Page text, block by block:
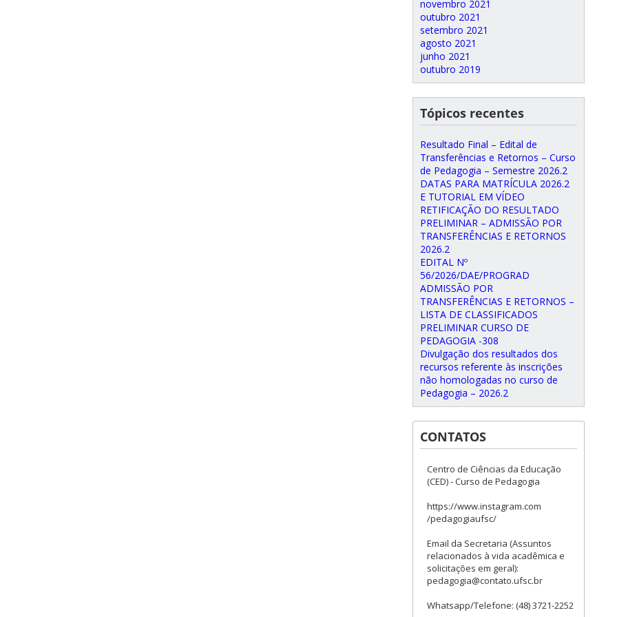
novembro 2021
outubro 2021
setembro 2021
agosto 2021
junho 2021
outubro 2019
Tópicos recentes
Resultado Final – Edital de
Transferências e Retornos – Curso
de Pedagogia – Semestre 2026.2
DATAS PARA MATRÍCULA 2026.2
E TUTORIAL EM VÍDEO
RETIFICAÇÃO DO RESULTADO
PRELIMINAR – ADMISSÃO POR
TRANSFERÊNCIAS E RETORNOS
2026.2
EDITAL Nº
56/2026/DAE/PROGRAD
ADMISSÃO POR
TRANSFERÊNCIAS E RETORNOS –
LISTA DE CLASSIFICADOS
PRELIMINAR CURSO DE
PEDAGOGIA -308
Divulgação dos resultados dos
recursos referente às inscrições
não homologadas no curso de
Pedagogia – 2026.2
CONTATOS
Centro de Ciências da Educação
(CED) - Curso de Pedagogia
https://www.instagram.com
/pedagogiaufsc/
Email da Secretaria (Assuntos
relacionados à vida acadêmica e
solicitações em geral):
pedagogia@contato.ufsc.br
Whatsapp/Telefone: (48) 3721-2252